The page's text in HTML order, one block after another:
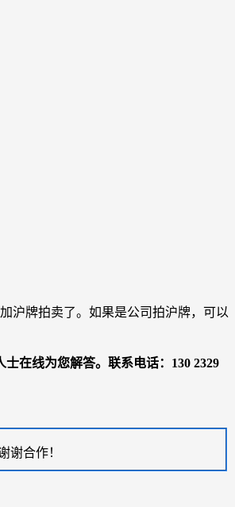
沪牌拍卖了。如果是公司拍沪牌，可以
在线为您解答。联系电话：130 2329
谢合作！